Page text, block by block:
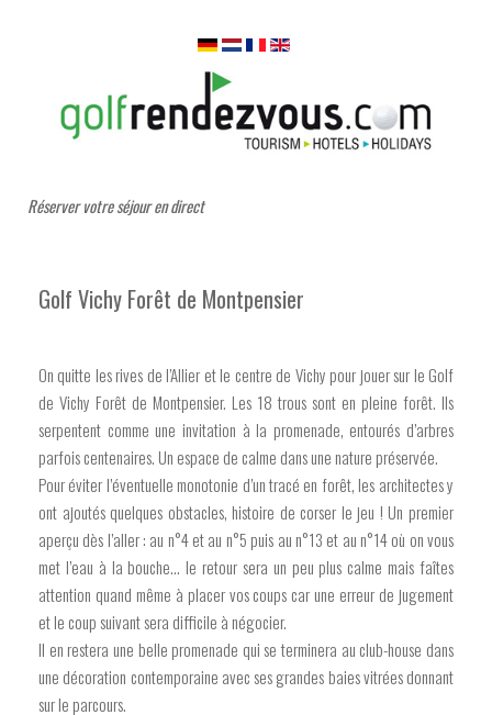
Réserver votre séjour en direct
Golf Vichy Forêt de Montpensier
On quitte les rives de l’Allier et le centre de Vichy pour jouer sur le Golf
de Vichy Forêt de Montpensier. Les 18 trous sont en pleine forêt. Ils
serpentent comme une invitation à la promenade, entourés d’arbres
parfois centenaires. Un espace de calme dans une nature préservée.
Pour éviter l’éventuelle monotonie d’un tracé en forêt, les architectes y
ont ajoutés quelques obstacles, histoire de corser le jeu ! Un premier
aperçu dès l’aller : au n°4 et au n°5 puis au n°13 et au n°14 où on vous
met l’eau à la bouche… le retour sera un peu plus calme mais faîtes
attention quand même à placer vos coups car une erreur de jugement
et le coup suivant sera difficile à négocier.
Il en restera une belle promenade qui se terminera au club-house dans
une décoration contemporaine avec ses grandes baies vitrées donnant
sur le parcours.